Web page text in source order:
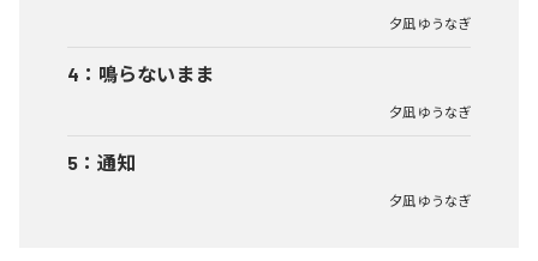
夕凪 ゆうなぎ
4 ： 鳴らないまま
夕凪 ゆうなぎ
5 ： 通知
夕凪 ゆうなぎ